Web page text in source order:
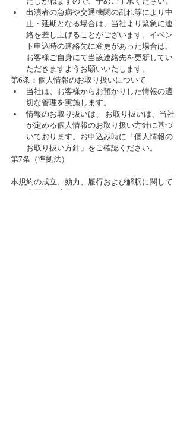
出演者の急病や交通機関の乱れ等により中
止・延期となる場合は、当社より緊急に連
絡を差し上げることがございます。イベン
ト申込時の連絡先に変更があった場合は、
お客様ご自身にて当該連絡先を更新してい
ただきますようお願いいたします。
第6条：個人情報のお取り扱いについて
当社は、お客様からお預かりした情報の適
切な管理を実施します。
情報のお取り扱いは、 お取り扱いは、当社
が定める個人情報のお取り扱い方針に基づ
いております。お申込み時に「個人情報の
お取り扱い方針」をご確認ください。
第7条（準拠法）
本規約の成立、効力、履行および解釈に関して